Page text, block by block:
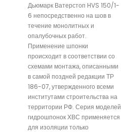
Дьюмарк Ватерстоп HVS 150/1-
6 непосредственно на шов в
течение монолитных и
опалубочных работ.
Применение шпонки
происходит в соответствии со
схемами монтажа, описанными
в самой поздней редакции ТР
186-07, утвержденного всеми
институтами строительства на
территории РФ. Серия моделей
гидрошпонок ХВС применяется
для изоляции только